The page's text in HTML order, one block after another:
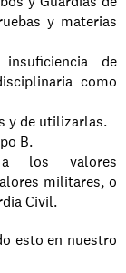
y materias
de
como
y de utilizarlas.
B.
los valores
militares, o
Civil.
esto en nuestro